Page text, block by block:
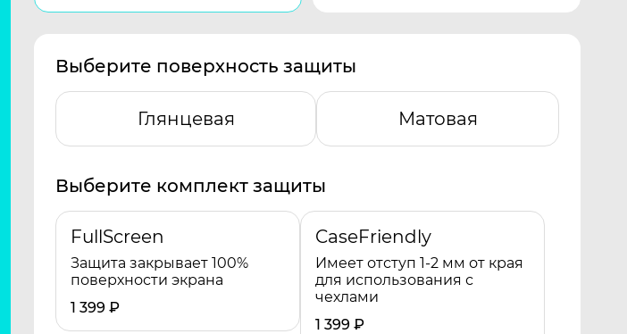
Выберите поверхность защиты
Глянцевая Матовая
Выберите комплект защиты
FullScreen
Защита закрывает 100%
поверхности экрана
1 399 ₽
CaseFriendly
Имеет отступ 1-2 мм от края
для использования с
чехлами
1 399 ₽